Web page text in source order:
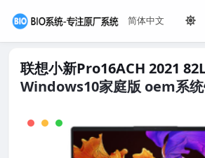
联想小新Pro16ACH 2021
Windows10家庭版 oem系